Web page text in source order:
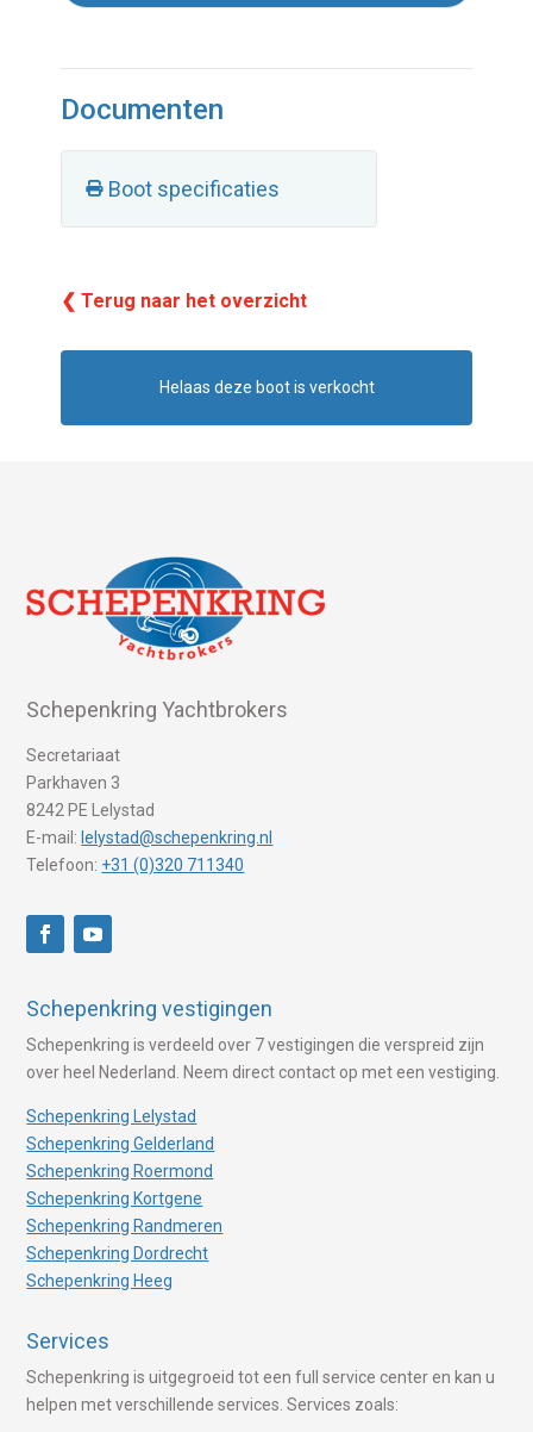
Documenten
Boot specificaties
❮ Terug naar het overzicht
Helaas deze boot is verkocht
Schepenkring Yachtbrokers
Secretariaat
Parkhaven 3
8242 PE Lelystad
E-mail: lelystad@schepenkring.nl
Telefoon: +31 (0)320 711340
Schepenkring vestigingen
Schepenkring is verdeeld over 7 vestigingen die verspreid zijn
over heel Nederland. Neem direct contact op met een vestiging.
Schepenkring Lelystad
Schepenkring Gelderland
Schepenkring Roermond
Schepenkring Kortgene
Schepenkring Randmeren
Schepenkring Dordrecht
Schepenkring Heeg
Services
Schepenkring is uitgegroeid tot een full service center en kan u
helpen met verschillende services. Services zoals: